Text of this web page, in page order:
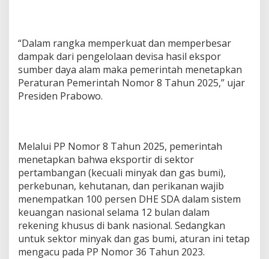
“Dalam rangka memperkuat dan memperbesar
dampak dari pengelolaan devisa hasil ekspor
sumber daya alam maka pemerintah menetapkan
Peraturan Pemerintah Nomor 8 Tahun 2025,” ujar
Presiden Prabowo.
Melalui PP Nomor 8 Tahun 2025, pemerintah
menetapkan bahwa eksportir di sektor
pertambangan (kecuali minyak dan gas bumi),
perkebunan, kehutanan, dan perikanan wajib
menempatkan 100 persen DHE SDA dalam sistem
keuangan nasional selama 12 bulan dalam
rekening khusus di bank nasional. Sedangkan
untuk sektor minyak dan gas bumi, aturan ini tetap
mengacu pada PP Nomor 36 Tahun 2023.